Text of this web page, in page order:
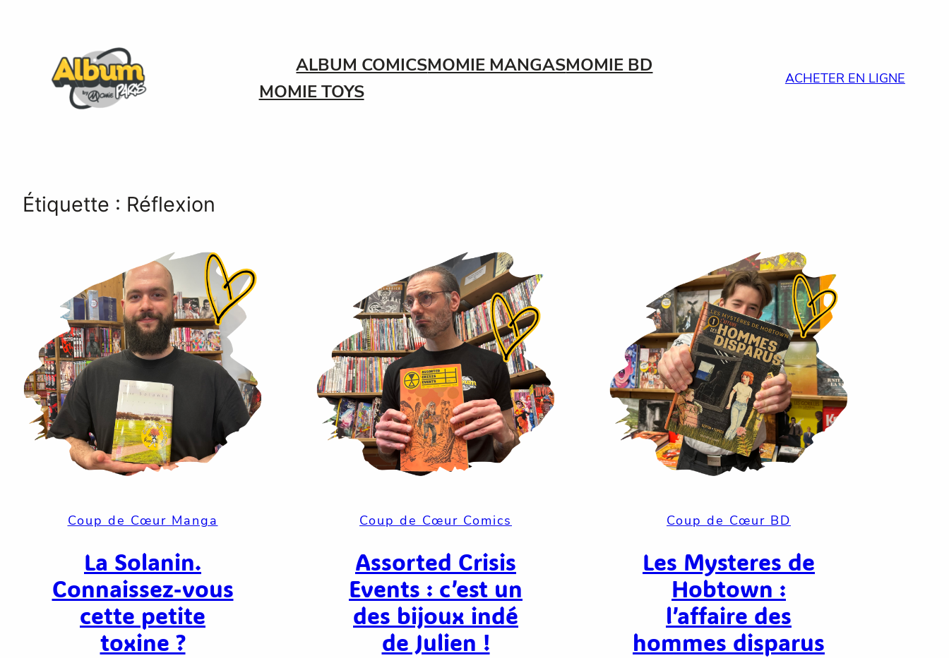
ALBUM COMICSMOMIE MANGASMOMIE BD
MOMIE TOYS
ACHETER EN LIGNE
Étiquette : Réflexion
Coup de Cœur Manga
La Solanin.
Connaissez-vous
cette petite
toxine ?
Coup de Cœur Comics
Assorted Crisis
Events : c’est un
des bijoux indé
de Julien !
Coup de Cœur BD
Les Mysteres de
Hobtown :
l’affaire des
hommes disparus